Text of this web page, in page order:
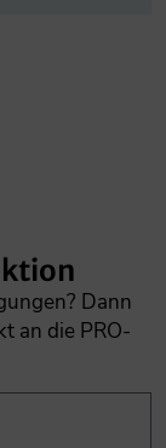
Dann
an die PRO-